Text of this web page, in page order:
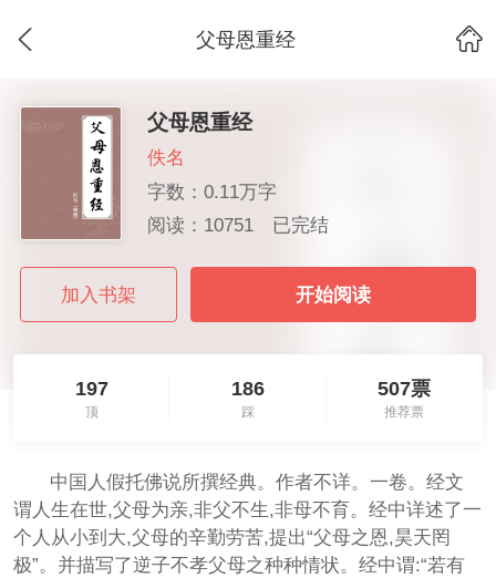
父母恩重经
父母恩重经
佚名
字数：0.11万字
阅读：10751
已完结
加入书架 开始阅读
197
顶
186
踩
507票
推荐票
中国人假托佛说所撰经典。作者不详。一卷。经文
谓人生在世,父母为亲,非父不生,非母不育。经中详述了一
个人从小到大,父母的辛勤劳苦,提出“父母之恩,昊天罔
极”。并描写了逆子不孝父母之种种情状。经中谓:“若有